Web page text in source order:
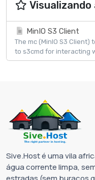
Visualizando
MinIO S3 Client
The mc (MinIO S3
to s3cmd for interacting
Sive.Host é uma vila
água corrente limpa,